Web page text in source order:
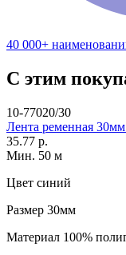
40 000+
С этим
10-77020/30
Лента ременная
35.77 р.
Мин. 50 м
Цвет синий
Размер 30мм
Материал 100%